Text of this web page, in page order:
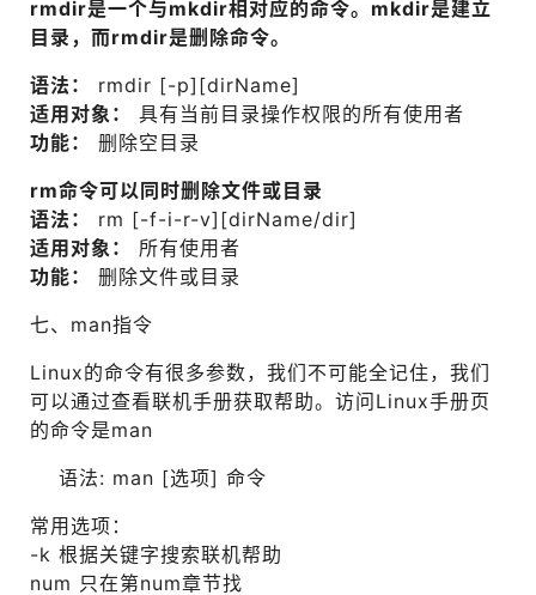
rmdir是一个与mkdir相对应的命令。mkdir是建立
目录，而rmdir是删除命令。
语法：
rmdir [-p][dirName]
适用对象：
具有当前目录操作权限的所有使用者
功能：
删除空目录
rm命令可以同时删除文件或目录
语法：
rm [-f-i-r-v][dirName/dir]
适用对象：
所有使用者
功能：
删除文件或目录
七、man指令
Linux的命令有很多参数，我们不可能全记住，我们
可以通过查看联机手册获取帮助。访问Linux手册页
的命令是man
语法: man [选项] 命令
常用选项：
-k 根据关键字搜索联机帮助
num 只在第num章节找